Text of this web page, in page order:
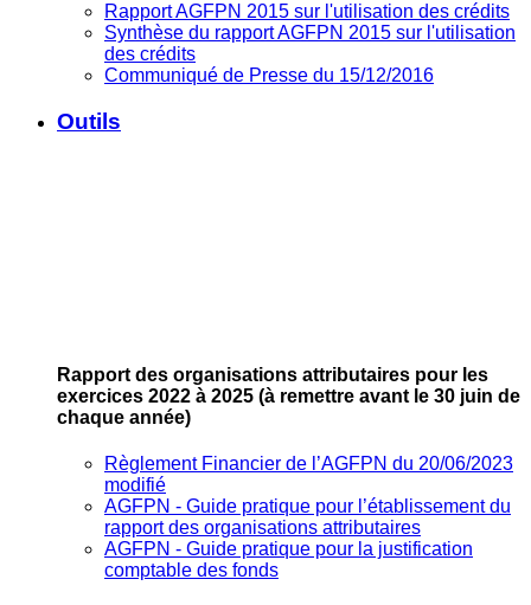
Rapport AGFPN 2015 sur l'utilisation des crédits
Synthèse du rapport AGFPN 2015 sur l'utilisation
des crédits
Communiqué de Presse du 15/12/2016
Outils
Rapport des organisations attributaires pour les
exercices 2022 à 2025 (à remettre avant le 30 juin de
chaque année)
Règlement Financier de l’AGFPN du 20/06/2023
modifié
AGFPN ‐ Guide pratique pour l’établissement du
rapport des organisations attributaires
AGFPN ‐ Guide pratique pour la justification
comptable des fonds